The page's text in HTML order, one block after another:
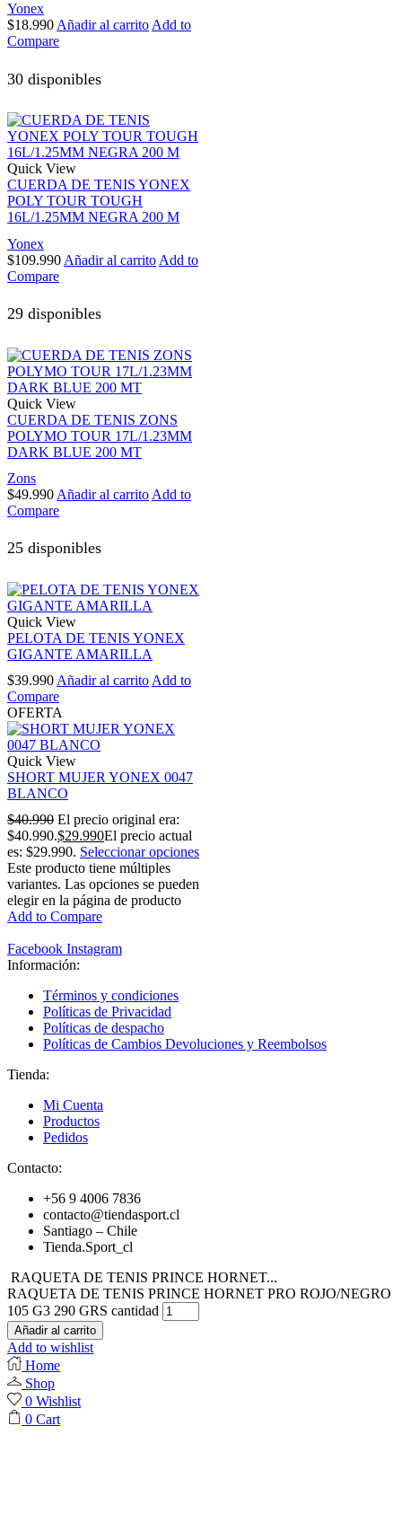
Yonex
$18.990 Añadir al carrito Add to
Compare
30 disponibles
Quick View
CUERDA DE TENIS YONEX
POLY TOUR TOUGH
16L/1.25MM NEGRA 200 M
Yonex
$109.990 Añadir al carrito Add to
Compare
29 disponibles
Quick View
CUERDA DE TENIS ZONS
POLYMO TOUR 17L/1.23MM
DARK BLUE 200 MT
Zons
$49.990 Añadir al carrito Add to
Compare
25 disponibles
Quick View
PELOTA DE TENIS YONEX
GIGANTE AMARILLA
$39.990 Añadir al carrito Add to
Compare
OFERTA
Quick View
SHORT MUJER YONEX 0047
BLANCO
$40.990 El precio original era:
$40.990.$29.990El precio actual
es: $29.990. Seleccionar opciones
Este producto tiene múltiples
variantes. Las opciones se pueden
elegir en la página de producto
Add to Compare
Facebook Instagram
Información:
Términos y condiciones
Políticas de Privacidad
Políticas de despacho
Políticas de Cambios Devoluciones y Reembolsos
Tienda:
Mi Cuenta
Productos
Pedidos
Contacto:
+56 9 4006 7836
contacto@tiendasport.cl
Santiago – Chile
Tienda.Sport_cl
RAQUETA DE TENIS PRINCE HORNET...
RAQUETA DE TENIS PRINCE HORNET PRO ROJO/NEGRO
105 G3 290 GRS cantidad
Añadir al carrito
Add to wishlist
Home
Shop
0 Wishlist
0 Cart